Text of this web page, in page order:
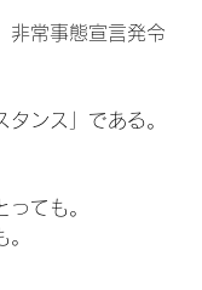
非常事態宣言発令
タンス」である。
っても。
。